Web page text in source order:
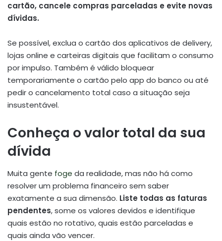
cartão, cancele compras parceladas e evite novas
dívidas.
Se possível, exclua o cartão dos aplicativos de delivery,
lojas online e carteiras digitais que facilitam o consumo
por impulso. Também é válido bloquear
temporariamente o cartão pelo app do banco ou até
pedir o cancelamento total caso a situação seja
insustentável.
Conheça o valor total da sua
dívida
Muita gente foge da realidade, mas não há como
resolver um problema financeiro sem saber
exatamente a sua dimensão. Liste todas as faturas
pendentes, some os valores devidos e identifique
quais estão no rotativo, quais estão parceladas e
quais ainda vão vencer.